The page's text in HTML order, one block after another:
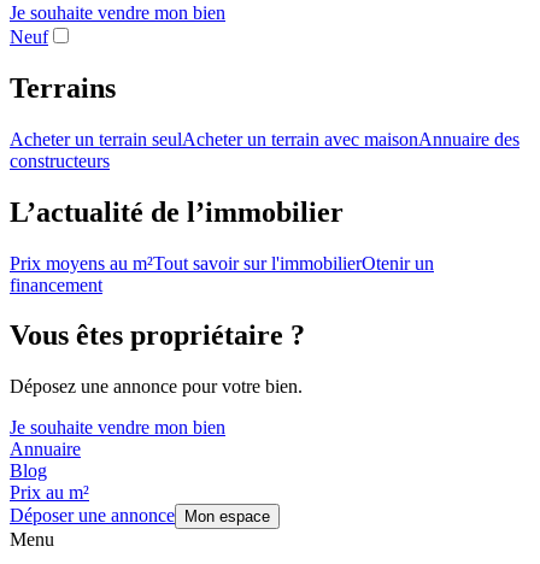
Je souhaite vendre mon bien
Neuf
Terrains
Acheter un terrain seulAcheter un terrain avec maisonAnnuaire des
constructeurs
L’actualité de l’immobilier
Prix moyens au m²Tout savoir sur l'immobilierOtenir un
financement
Vous êtes propriétaire ?
Déposez une annonce pour votre bien.
Je souhaite vendre mon bien
Annuaire
Blog
Prix au m²
Déposer une annonce
Mon espace
Menu